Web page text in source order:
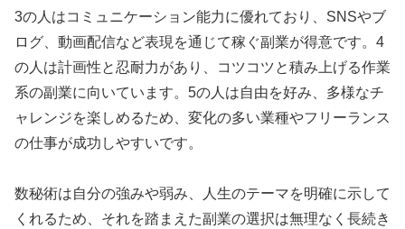
3の人はコミュニケーション能力に優れており、SNSやブ
ログ、動画配信など表現を通じて稼ぐ副業が得意です。4
の人は計画性と忍耐力があり、コツコツと積み上げる作業
系の副業に向いています。5の人は自由を好み、多様なチ
ャレンジを楽しめるため、変化の多い業種やフリーランス
の仕事が成功しやすいです。
数秘術は自分の強みや弱み、人生のテーマを明確に示して
くれるため、それを踏まえた副業の選択は無理なく長続き